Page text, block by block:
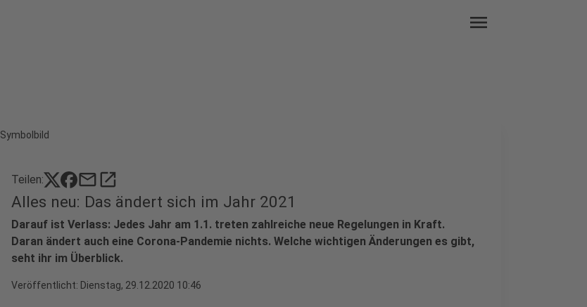
menu
Symbolbild
Teilen: mailopen_in_new
Alles neu: Das ändert sich im Jahr 2021
Darauf ist Verlass: Jedes Jahr am 1.1. treten zahlreiche neue Regelungen in Kraft.
Daran ändert auch eine Corona-Pandemie nichts. Welche wichtigen Änderungen es gibt,
seht ihr im Überblick.
Veröffentlicht: Dienstag, 29.12.2020 10:46